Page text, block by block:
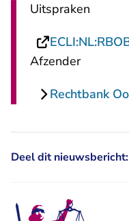
Uitspraken
Afzender
Rechtbank
Deel dit nieuwsbericht: